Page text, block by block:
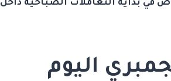
حالةً من الانخفاض في بداية التعاملات الصباحية داخل
اليوم